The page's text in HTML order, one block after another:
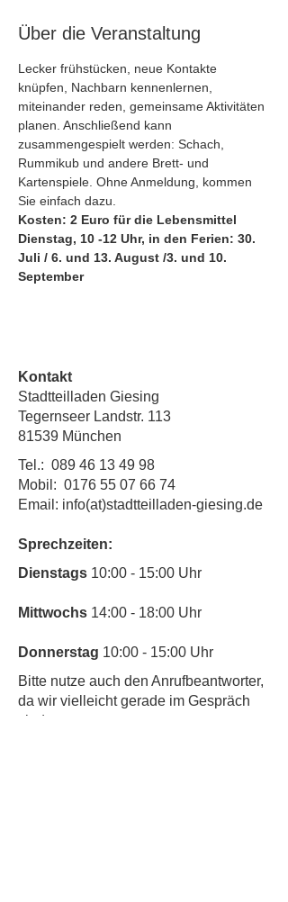
Über die Veranstaltung
Lecker frühstücken, neue Kontakte
knüpfen, Nachbarn kennenlernen,
miteinander reden, gemeinsame Aktivitäten
planen. Anschließend kann
zusammengespielt werden: Schach,
Rummikub und andere Brett- und
Kartenspiele. Ohne Anmeldung, kommen
Sie einfach dazu.
Kosten: 2 Euro für die Lebensmittel
Dienstag, 10 -12 Uhr, in den Ferien: 30.
Juli / 6. und 13. August /3. und 10.
September
Kontakt
Stadtteilladen Giesing
Tegernseer Landstr. 113
81539 München
Tel.: 089 46 13 49 98
Mobil: 0176 55 07 66 74
Email: info(at)stadtteilladen-giesing.de
Sprechzeiten:
​Dienstags 10:00 - 15:00 Uhr
Mittwochs 14:00 - 18:00 Uhr
Donnerstag 10:00 - 15:00 Uhr
​Bitte nutze auch den Anrufbeantworter,
da wir vielleicht gerade im Gespräch
sind.